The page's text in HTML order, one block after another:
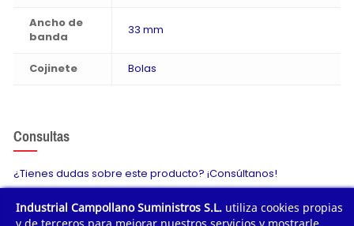
Ancho de
banda
33 mm
Cojinete Bolas
Consultas
¿Tienes dudas sobre este producto? ¡Consúltanos!
Industrial Campollano Suministros S.L. utiliza cookies propias